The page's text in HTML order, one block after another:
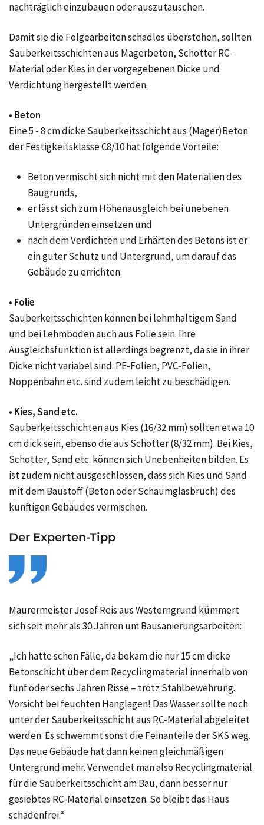
nachträglich einzubauen oder auszutauschen.
Damit sie die Folgearbeiten schadlos überstehen, sollten
Sauberkeitsschichten aus Magerbeton, Schotter RC-
Material oder Kies in der vorgegebenen Dicke und
Verdichtung hergestellt werden.
• Beton
Eine 5 - 8 cm dicke Sauberkeitsschicht aus (Mager)Beton
der Festigkeitsklasse C8/10 hat folgende Vorteile:
Beton vermischt sich nicht mit den Materialien des
Baugrunds,
er lässt sich zum Höhenausgleich bei unebenen
Untergründen einsetzen und
nach dem Verdichten und Erhärten des Betons ist er
ein guter Schutz und Untergrund, um darauf das
Gebäude zu errichten.
• Folie
Sauberkeitsschichten können bei lehmhaltigem Sand
und bei Lehmböden auch aus Folie sein. Ihre
Ausgleichsfunktion ist allerdings begrenzt, da sie in ihrer
Dicke nicht variabel sind. PE-Folien, PVC-Folien,
Noppenbahn etc. sind zudem leicht zu beschädigen.
• Kies, Sand etc.
Sauberkeitsschichten aus Kies (16/32 mm) sollten etwa 10
cm dick sein, ebenso die aus Schotter (8/32 mm). Bei Kies,
Schotter, Sand etc. können sich Unebenheiten bilden. Es
ist zudem nicht ausgeschlossen, dass sich Kies und Sand
mit dem Baustoff (Beton oder Schaumglasbruch) des
künftigen Gebäudes vermischen.
Der Experten-Tipp
Maurermeister Josef Reis aus Westerngrund kümmert
sich seit mehr als 30 Jahren um Bausanierungsarbeiten:
„Ich hatte schon Fälle, da bekam die nur 15 cm dicke
Betonschicht über dem Recyclingmaterial innerhalb von
fünf oder sechs Jahren Risse – trotz Stahlbewehrung.
Vorsicht bei feuchten Hanglagen! Das Wasser sollte noch
unter der Sauberkeitsschicht aus RC-Material abgeleitet
werden. Es schwemmt sonst die Feinanteile der SKS weg.
Das neue Gebäude hat dann keinen gleichmäßigen
Untergrund mehr. Verwendet man also Recyclingmaterial
für die Sauberkeitsschicht am Bau, dann besser nur
gesiebtes RC-Material einsetzen. So bleibt das Haus
schadenfrei.“